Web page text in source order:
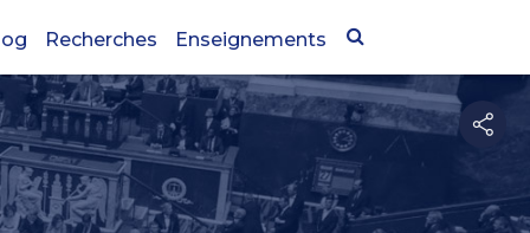
Recherches Enseignements